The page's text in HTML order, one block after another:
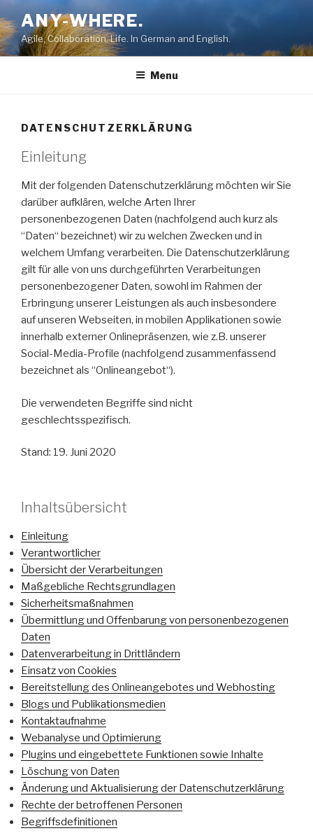
Skip
to
content
ANY-WHERE.
Agile, Collaboration, Life. In German and English.
Menu
DATENSCHUTZERKLÄRUNG
Einleitung
Mit der folgenden Datenschutzerklärung möchten wir Sie
darüber aufklären, welche Arten Ihrer
personenbezogenen Daten (nachfolgend auch kurz als
“Daten“ bezeichnet) wir zu welchen Zwecken und in
welchem Umfang verarbeiten. Die Datenschutzerklärung
gilt für alle von uns durchgeführten Verarbeitungen
personenbezogener Daten, sowohl im Rahmen der
Erbringung unserer Leistungen als auch insbesondere
auf unseren Webseiten, in mobilen Applikationen sowie
innerhalb externer Onlinepräsenzen, wie z.B. unserer
Social-Media-Profile (nachfolgend zusammenfassend
bezeichnet als “Onlineangebot“).
Die verwendeten Begriffe sind nicht
geschlechtsspezifisch.
Stand: 19. Juni 2020
Inhaltsübersicht
Einleitung
Verantwortlicher
Übersicht der Verarbeitungen
Maßgebliche Rechtsgrundlagen
Sicherheitsmaßnahmen
Übermittlung und Offenbarung von personenbezogenen
Daten
Datenverarbeitung in Drittländern
Einsatz von Cookies
Bereitstellung des Onlineangebotes und Webhosting
Blogs und Publikationsmedien
Kontaktaufnahme
Webanalyse und Optimierung
Plugins und eingebettete Funktionen sowie Inhalte
Löschung von Daten
Änderung und Aktualisierung der Datenschutzerklärung
Rechte der betroffenen Personen
Begriffsdefinitionen